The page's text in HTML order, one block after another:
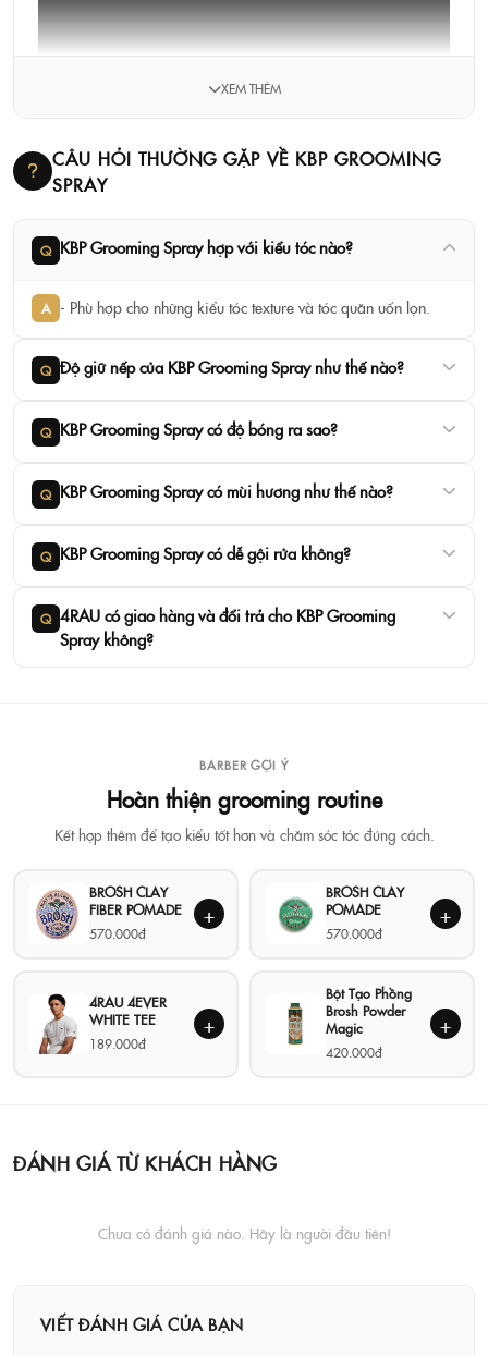
XEM THÊM
CÂU HỎI THƯỜNG GẶP VỀ KBP GROOMING
SPRAY
Q KBP Grooming Spray hợp với kiểu tóc nào?
A - Phù hợp cho những kiểu tóc texture và tóc quăn uốn lọn.
Q Độ giữ nếp của KBP Grooming Spray như thế nào?
Q KBP Grooming Spray có độ bóng ra sao?
Q KBP Grooming Spray có mùi hương như thế nào?
Q KBP Grooming Spray có dễ gội rửa không?
Q 4RAU có giao hàng và đổi trả cho KBP Grooming
Spray không?
BARBER GỢI Ý
Hoàn thiện grooming routine
Kết hợp thêm để tạo kiểu tốt hơn và chăm sóc tóc đúng cách.
BROSH CLAY
FIBER POMADE
570.000đ
+
BROSH CLAY
POMADE
570.000đ
+
4RAU 4EVER
WHITE TEE
189.000đ
+
Bột Tạo Phồng
Brosh Powder
Magic
420.000đ
+
ĐÁNH GIÁ TỪ KHÁCH HÀNG
Chưa có đánh giá nào. Hãy là người đầu tiên!
VIẾT ĐÁNH GIÁ CỦA BẠN